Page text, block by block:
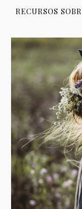
RECURSOS